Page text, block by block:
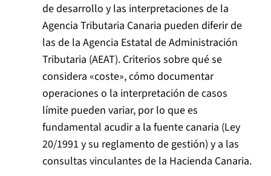
de desarrollo y las interpretaciones de la
Agencia Tributaria Canaria pueden diferir de
las de la Agencia Estatal de Administración
Tributaria (AEAT). Criterios sobre qué se
considera «coste», cómo documentar
operaciones o la interpretación de casos
límite pueden variar, por lo que es
fundamental acudir a la fuente canaria (Ley
20/1991 y su reglamento de gestión) y a las
consultas vinculantes de la Hacienda Canaria.